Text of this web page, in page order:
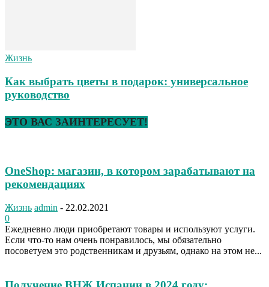
Жизнь
Как выбрать цветы в подарок: универсальное
руководство
ЭТО ВАС ЗАИНТЕРЕСУЕТ!
OneShop: магазин, в котором зарабатывают на
рекомендациях
Жизнь admin - 22.02.2021
0
Ежедневно люди приобретают товары и используют услуги.
Если что-то нам очень понравилось, мы обязательно
посоветуем это родственникам и друзьям, однако на этом не...